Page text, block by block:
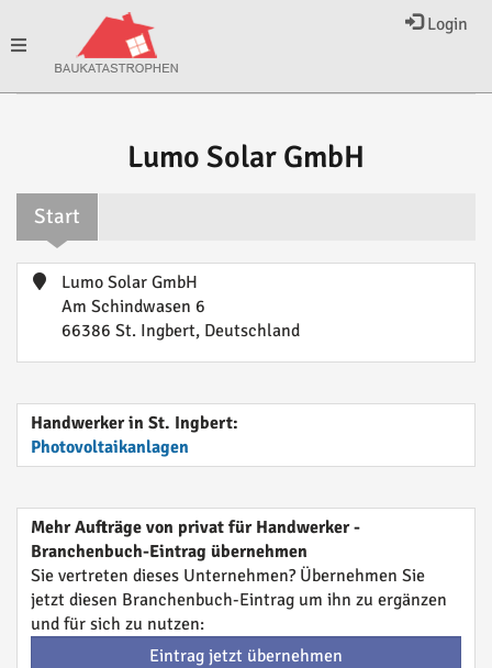
Login
Toggle
Lumo Solar GmbH
Start
Lumo Solar GmbH
Am Schindwasen 6
66386 St. Ingbert, Deutschland
Handwerker in St. Ingbert:
Photovoltaikanlagen
Mehr Aufträge von privat für Handwerker -
Branchenbuch-Eintrag übernehmen
Sie vertreten dieses Unternehmen? Übernehmen Sie
jetzt diesen Branchenbuch-Eintrag um ihn zu ergänzen
und für sich zu nutzen:
Eintrag jetzt übernehmen